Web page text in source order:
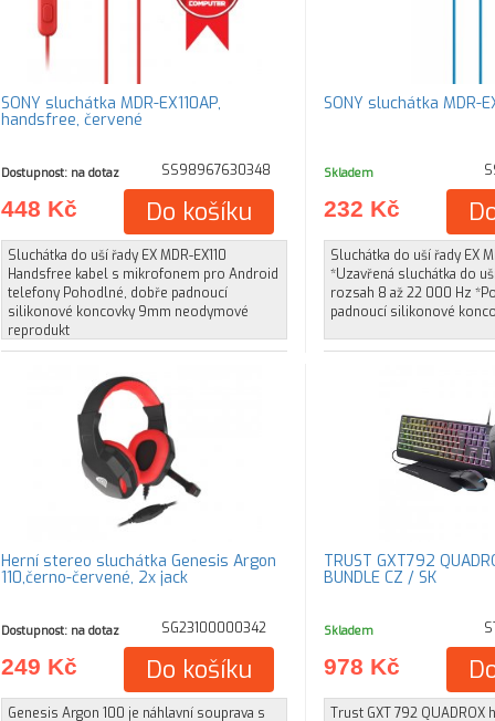
SONY sluchátka MDR-EX110AP,
handsfree, červené
Dostupnost: na dotaz SS98967630348
448 Kč Do košíku
Sluchátka do uší řady EX MDR-EX110
Handsfree kabel s mikrofonem pro Android
telefony Pohodlné, dobře padnoucí
silikonové koncovky 9mm neodymové
reprodukt
SONY sluchátka MDR-
Skladem
232 Kč
Sluchátka do uší řady EX
*Uzavřená sluchátka do
rozsah 8 až 22 000 Hz
padnoucí silikonové
Herní stereo sluchátka Genesis Argon
110,černo-červené, 2x jack
Dostupnost: na dotaz SG23100000342
249 Kč Do košíku
Genesis Argon 100 je náhlavní souprava s
TRUST GXT792
BUNDLE CZ / SK
Skladem
978 Kč
Trust GXT 792 QUADROX